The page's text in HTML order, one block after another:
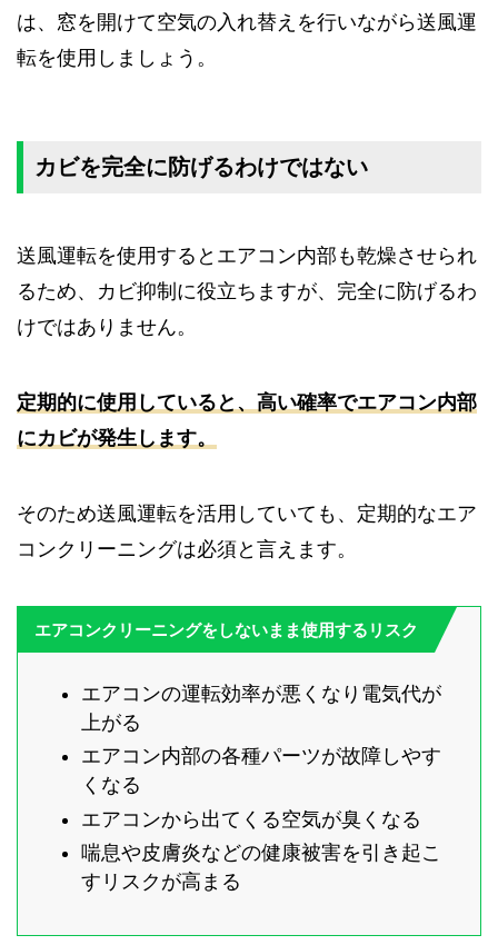
は、窓を開けて空気の入れ替えを行いながら送風運
転を使用しましょう。
カビを完全に防げるわけではない
送風運転を使用するとエアコン内部も乾燥させられ
るため、カビ抑制に役立ちますが、完全に防げるわ
けではありません。
定期的に使用していると、高い確率でエアコン内部
にカビが発生します。
そのため送風運転を活用していても、定期的なエア
コンクリーニングは必須と言えます。
エアコンクリーニングをしないまま使用するリスク
エアコンの運転効率が悪くなり電気代が
上がる
エアコン内部の各種パーツが故障しやす
くなる
エアコンから出てくる空気が臭くなる
喘息や皮膚炎などの健康被害を引き起こ
すリスクが高まる